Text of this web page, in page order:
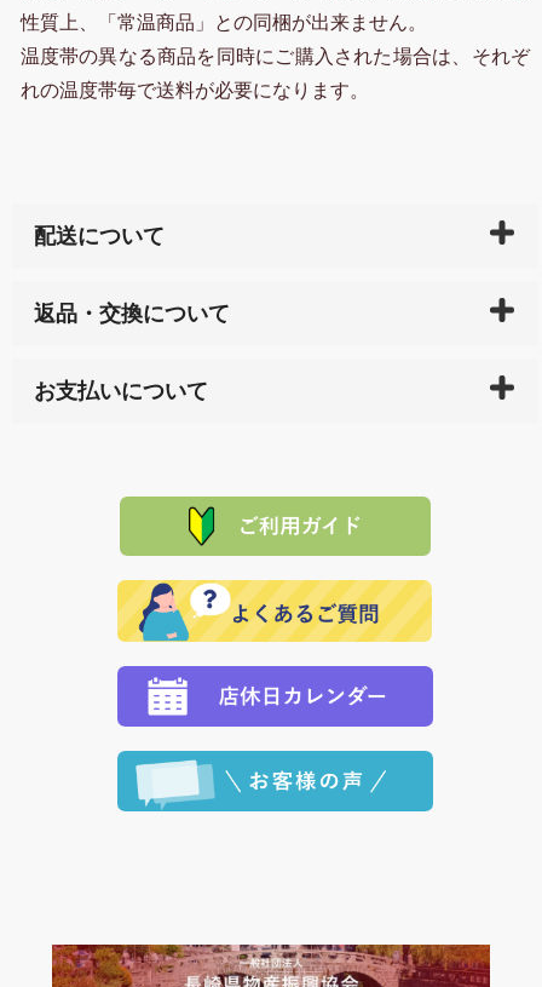
性質上、「常温商品」との同梱が出来ません。
温度帯の異なる商品を同時にご購入された場合は、それぞ
れの温度帯毎で送料が必要になります。
配送について
天ペイ」の方はご注文受付後）、 長崎県下全域に点在
サイト内で購入された商品の送料は、こちらの
全国送
れの生産メーカーからお客様の元へ直送いたしますの
で、 それぞれ個別に送料が必要になります。
返品・交換について
または配送途中の 事故などで不都合が生じている場合
品代金を返金いたします。）
その際は誠に申し訳ありませんが、当協会までご注文
願いいたします。
お支払いについて
た場合、お客様からの ご入金を確認した後で、商品を
※「クレジットカード」「PayPay」「楽天ペイ」を指
定された場合は、準備出来次第の便にてお送りいたし
ます。 （到着日指定をされている場合は、ご指定の日
程に合わせてお届けいたします。）